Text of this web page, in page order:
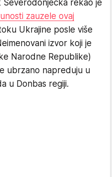
Severodonjecka rekao je
zauzele ovaj
Ukrajine posle više
izvor koji je
Narodne Republike)
ubrzano napreduju u
u Donbas regiji.